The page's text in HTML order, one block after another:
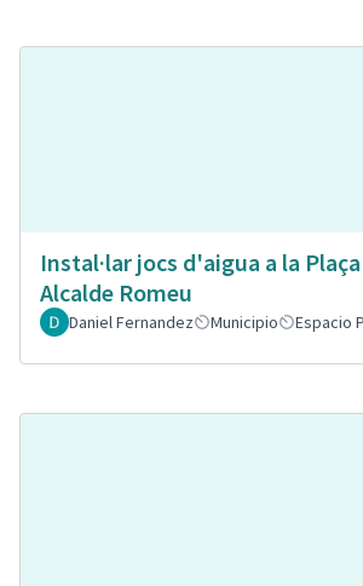
Instal·lar jocs d'aigua a la Plaça
Alcalde Romeu
Daniel Fernandez Municipio Espacio